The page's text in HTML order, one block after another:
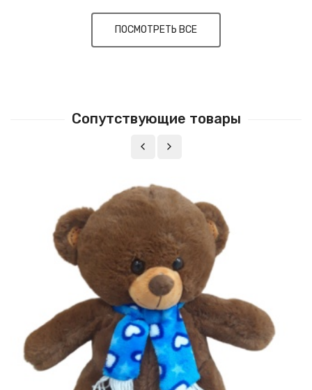
ПОСМОТРЕТЬ ВСЕ
Сопутствующие товары